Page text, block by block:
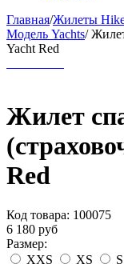
Главная/Жилеты
Модель Yachts/
Yacht Red
Жилет
Red
Код товара: 100075
6 180 руб
Размер:
XXS
XS S